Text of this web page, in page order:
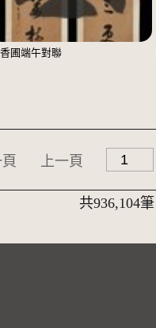
圃端午對聯
上一頁
共936,104筆